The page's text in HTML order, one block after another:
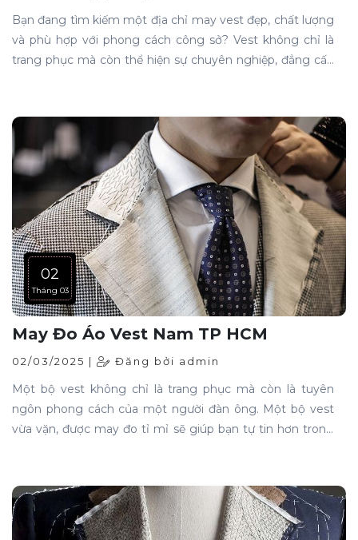
Bạn đang tìm kiếm một địa chỉ may vest đẹp, chất lượng
và phù hợp với phong cách công sở? Vest không chỉ là
trang phục mà còn thể hiện sự chuyên nghiệp, đẳng cấp
02
Tháng 03
May Đo Áo Vest Nam TP HCM
02/03/2025 | Đăng bởi admin
Một bộ vest không chỉ là trang phục mà còn là tuyên
ngôn phong cách của một người đàn ông. Một bộ vest
vừa vặn, được may đo tỉ mỉ sẽ giúp bạn tự tin hơn trong
TP HCM với chất lượng cao cấp và dịch vụ chuyên
nghiệp, Peaky Store là lựa chọn hoàn hảo dành cho bạn.